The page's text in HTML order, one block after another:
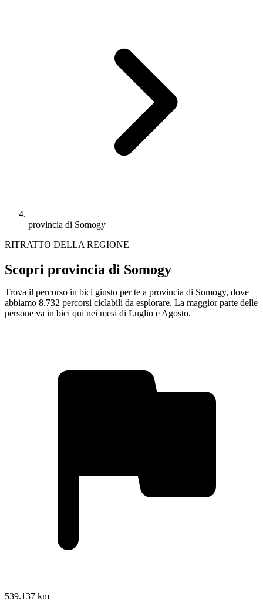
provincia di Somogy
RITRATTO DELLA REGIONE
Scopri provincia di Somogy
Trova il percorso in bici giusto per te a provincia di Somogy, dove
abbiamo 8.732 percorsi ciclabili da esplorare. La maggior parte delle
persone va in bici qui nei mesi di Luglio e Agosto.
539.137 km